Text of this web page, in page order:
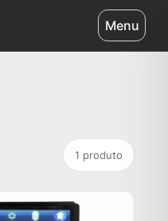
Menu
1 produto